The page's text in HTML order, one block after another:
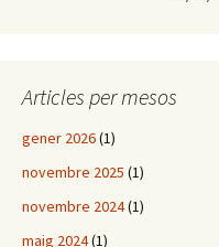
Articles per mesos
gener 2026(1)
novembre 2025 (1)
novembre 2024(1)
maig 2024(1)